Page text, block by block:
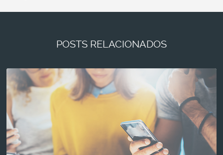
POSTS RELACIONADOS